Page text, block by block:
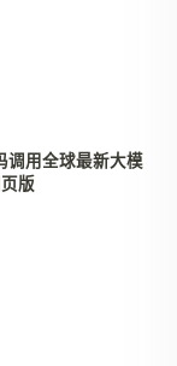
用全球最新大模
版